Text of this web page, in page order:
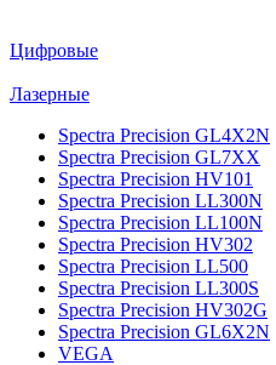
Цифровые
Лазерные
Spectra Precision GL4X2N
Spectra Precision GL7XX
Spectra Precision HV101
Spectra Precision LL300N
Spectra Precision LL100N
Spectra Precision HV302
Spectra Precision LL500
Spectra Precision LL300S
Spectra Precision HV302G
Spectra Precision GL6X2N
VEGA